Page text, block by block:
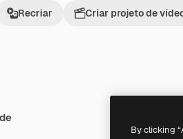
Recriar Criar projeto de
By clicking